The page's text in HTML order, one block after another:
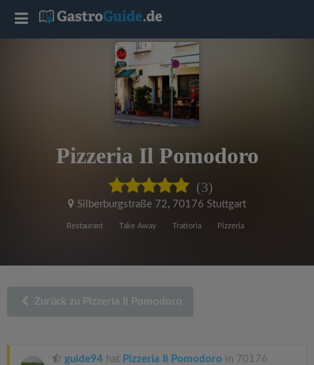
Pizzeria Il Pomodoro
(3)
Silberburgstraße 72, 70176 Stuttgart
Restaurant Take Away Trattoria Pizzeria
Zurück zu Pizzeria Il Pomodoro
guide94 hat Pizzeria Il Pomodoro in 70176
T